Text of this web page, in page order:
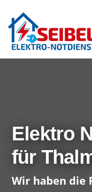
Elektro
für
Wir haben die